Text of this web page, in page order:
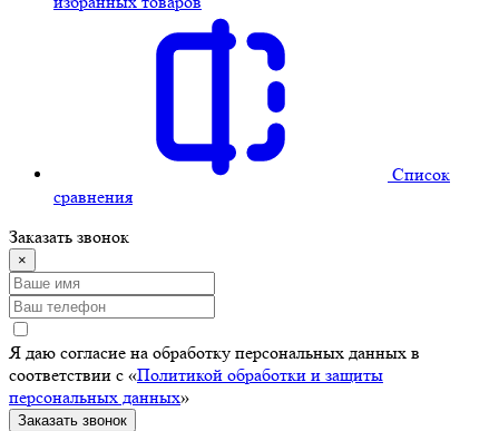
Cписок
сравнения
Заказать звонок
×
Я даю согласие на обработку персональных данных в
соответствии с «Политикой обработки и защиты
персональных данных»
Заказать звонок